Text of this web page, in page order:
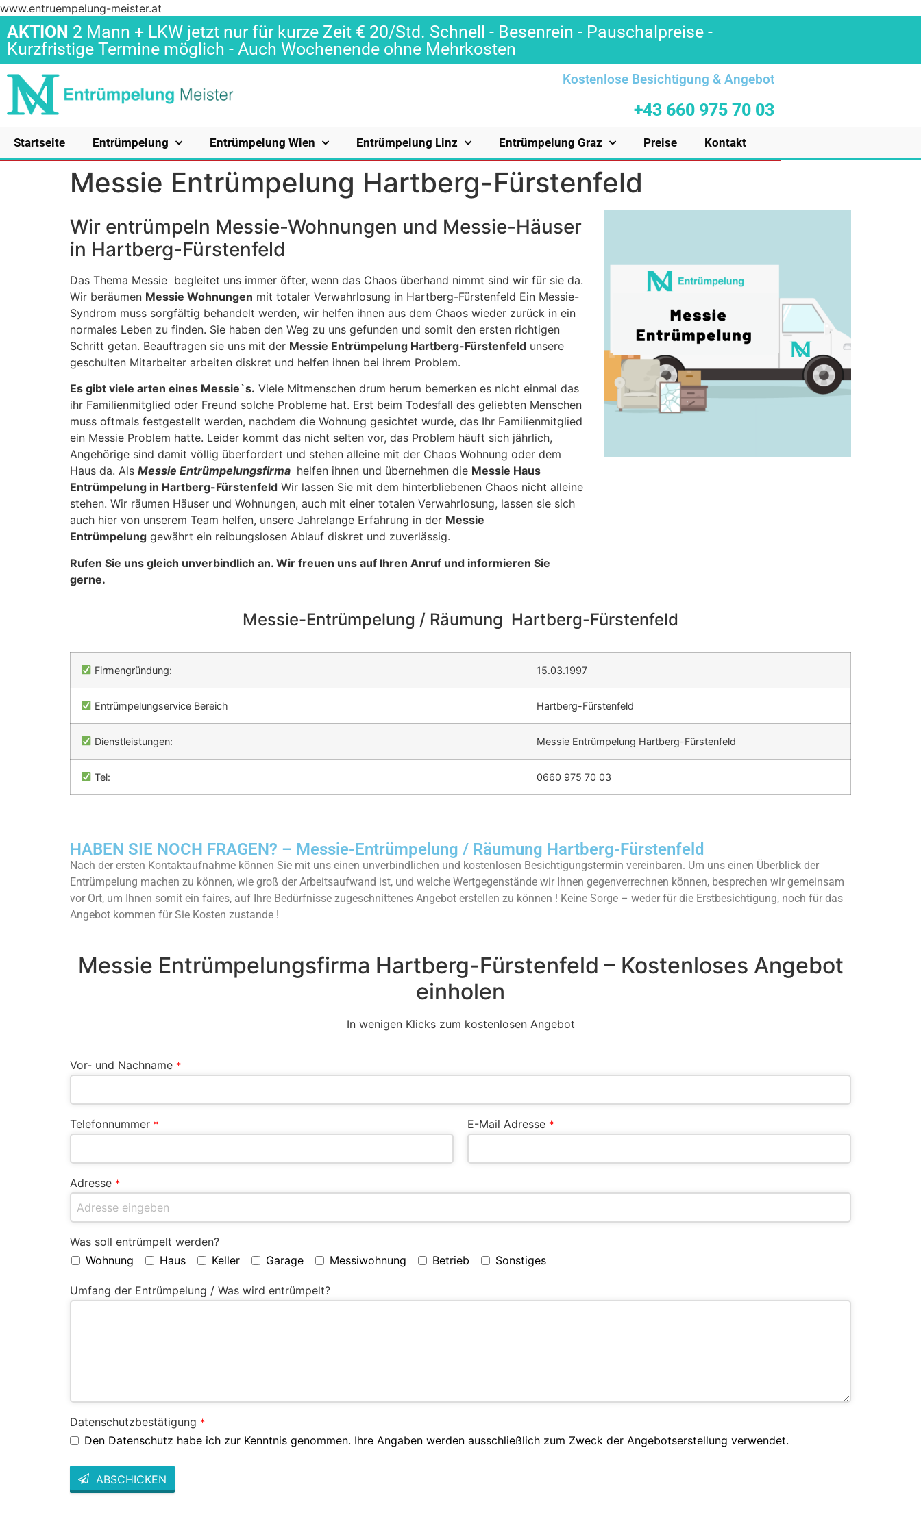
www.entruempelung-meister.at
AKTION 2 Mann + LKW jetzt nur für kurze Zeit € 20/Std. Schnell - Besenrein - Pauschalpreise -
Kurzfristige Termine möglich - Auch Wochenende ohne Mehrkosten
Kostenlose Besichtigung & Angebot
+43 660 975 70 03
Startseite Entrümpelung Entrümpelung Wien Entrümpelung Linz Entrümpelung Graz Preise Kontakt
Messie Entrümpelung Hartberg-Fürstenfeld
Wir entrümpeln Messie-Wohnungen und Messie-Häuser
in Hartberg-Fürstenfeld
Das Thema Messie begleitet uns immer öfter, wenn das Chaos überhand nimmt sind wir für sie da.
Wir beräumen Messie Wohnungen mit totaler Verwahrlosung in Hartberg-Fürstenfeld Ein Messie-
Syndrom muss sorgfältig behandelt werden, wir helfen ihnen aus dem Chaos wieder zurück in ein
normales Leben zu finden. Sie haben den Weg zu uns gefunden und somit den ersten richtigen
Schritt getan. Beauftragen sie uns mit der Messie Entrümpelung Hartberg-Fürstenfeld unsere
geschulten Mitarbeiter arbeiten diskret und helfen ihnen bei ihrem Problem.
Es gibt viele arten eines Messie`s. Viele Mitmenschen drum herum bemerken es nicht einmal das
ihr Familienmitglied oder Freund solche Probleme hat. Erst beim Todesfall des geliebten Menschen
muss oftmals festgestellt werden, nachdem die Wohnung gesichtet wurde, das Ihr Familienmitglied
ein Messie Problem hatte. Leider kommt das nicht selten vor, das Problem häuft sich jährlich,
Angehörige sind damit völlig überfordert und stehen alleine mit der Chaos Wohnung oder dem
Haus da. Als Messie Entrümpelungsfirma helfen ihnen und übernehmen die Messie Haus
Entrümpelung in Hartberg-Fürstenfeld Wir lassen Sie mit dem hinterbliebenen Chaos nicht alleine
stehen. Wir räumen Häuser und Wohnungen, auch mit einer totalen Verwahrlosung, lassen sie sich
auch hier von unserem Team helfen, unsere Jahrelange Erfahrung in der Messie
Entrümpelung gewährt ein reibungslosen Ablauf diskret und zuverlässig.
Rufen Sie uns gleich unverbindlich an. Wir freuen uns auf Ihren Anruf und informieren Sie
gerne.
Messie-Entrümpelung / Räumung Hartberg-Fürstenfeld
Firmengründung: 15.03.1997
Entrümpelungservice Bereich Hartberg-Fürstenfeld
Dienstleistungen: Messie Entrümpelung Hartberg-Fürstenfeld
Tel: 0660 975 70 03
HABEN SIE NOCH FRAGEN? – Messie-Entrümpelung / Räumung Hartberg-Fürstenfeld
Nach der ersten Kontaktaufnahme können Sie mit uns einen unverbindlichen und kostenlosen Besichtigungstermin vereinbaren. Um uns einen Überblick der
Entrümpelung machen zu können, wie groß der Arbeitsaufwand ist, und welche Wertgegenstände wir Ihnen gegenverrechnen können, besprechen wir gemeinsam
vor Ort, um Ihnen somit ein faires, auf Ihre Bedürfnisse zugeschnittenes Angebot erstellen zu können ! Keine Sorge – weder für die Erstbesichtigung, noch für das
Angebot kommen für Sie Kosten zustande !
Messie Entrümpelungsfirma Hartberg-Fürstenfeld – Kostenloses Angebot
einholen
In wenigen Klicks zum kostenlosen Angebot
Vor- und Nachname *
Telefonnummer * E-Mail Adresse *
Adresse *
Was soll entrümpelt werden?
Wohnung
Haus Keller Garage Messiwohnung Betrieb Sonstiges
Umfang der Entrümpelung / Was wird entrümpelt?
Datenschutzbestätigung *
Den Datenschutz habe ich zur Kenntnis genommen. Ihre Angaben werden ausschließlich zum Zweck der Angebotserstellung verwendet.
ABSCHICKEN